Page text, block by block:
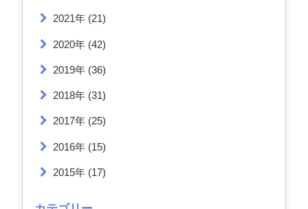
2021年(21)
2020年(42)
2019年(36)
2018年(31)
2017年(25)
2016年(15)
2015年(17)